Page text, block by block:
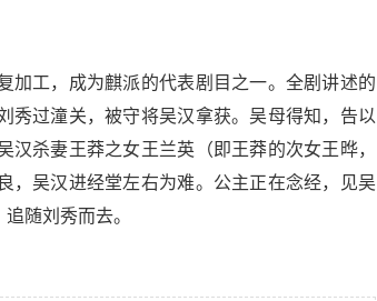
加工，成为麒派的代表剧目之一。全剧讲述的
秀过潼关，被守将吴汉拿获。吴母得知，告以
杀妻王莽之女王兰英（即王莽的次女王晔，
，吴汉进经堂左右为难。公主正在念经，见吴
随刘秀而去。